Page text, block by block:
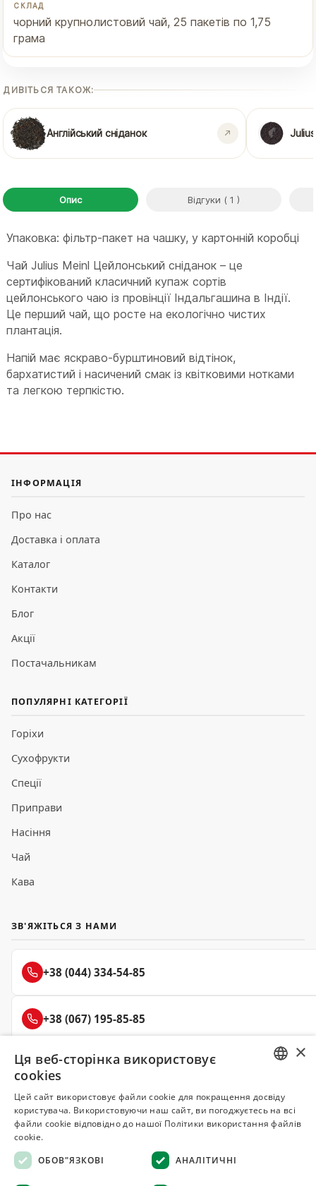
СКЛАД
чорний крупнолистовий чай, 25 пакетів по 1,75
грама
ДИВІТЬСЯ ТАКОЖ:
Англійський сніданок
Опис Відгуки ( 1 )
Упаковка: фільтр-пакет на чашку, у картонній коробці
Чай Julius Meinl Цейлонський сніданок – це
сертифікований класичний купаж сортів
цейлонського чаю із провінції Індальгашина в Індії.
Це перший чай, що росте на екологічно чистих
плантація.
Напій має яскраво-бурштиновий відтінок,
бархатистий і насичений смак із квітковими нотками
та легкою терпкістю.
ІНФОРМАЦІЯ
Про нас
Доставка і оплата
Каталог
Контакти
Блог
Акції
Постачальникам
ПОПУЛЯРНІ КАТЕГОРІЇ
Горіхи
Сухофрукти
Спеції
Приправи
Насіння
Чай
Кава
ЗВ'ЯЖІТЬСЯ З НАМИ
+38 (044) 334-54-85
+38 (067) 195-85-85
+38 (050) 145-85-45
СПЕЦІЇ ТА ПРЯНОЩІ
UKRAINIAN
×
Ця веб-сторінка використовує
cookies
Цей сайт використовує файли cookie для покращення досвіду
користувача. Використовуючи наш сайт, ви погоджуєтесь на всі
файли cookie відповідно до нашої Політики використання файлів
cookie.
ОБОВ"ЯЗКОВІ
АНАЛІТИЧНІ